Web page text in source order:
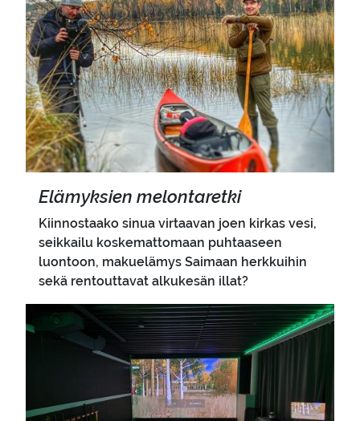
Pääkuva
Elä­myk­sien me­lon­ta­ret­ki
Kiinnostaako sinua virtaavan joen kirkas vesi,
seikkailu koskemattomaan puhtaaseen
luontoon, makuelämys Saimaan herkkuihin
sekä rentouttavat alkukesän illat?
Pääkuva